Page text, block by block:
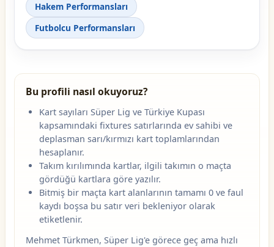
Hakem Performansları
Futbolcu Performansları
Bu profili nasıl okuyoruz?
Kart sayıları Süper Lig ve Türkiye Kupası
kapsamındaki fixtures satırlarında ev sahibi ve
deplasman sarı/kırmızı kart toplamlarından
hesaplanır.
Takım kırılımında kartlar, ilgili takımın o maçta
gördüğü kartlara göre yazılır.
Bitmiş bir maçta kart alanlarının tamamı 0 ve faul
kaydı boşsa bu satır veri bekleniyor olarak
etiketlenir.
Mehmet Türkmen, Süper Lig'e görece geç ama hızlı